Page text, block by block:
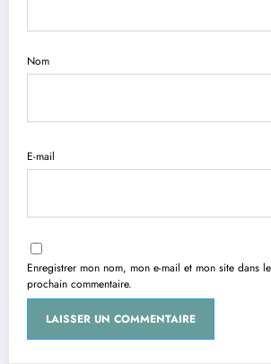
Nom
E-mail
Enregistrer mon nom, mon e-mail et mon site dans
prochain commentaire.